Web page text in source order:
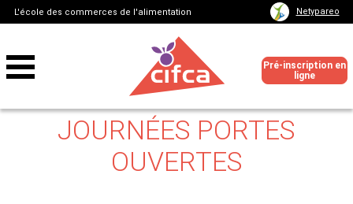
L'école des commerces de l'alimentation Netypareo
Pré-inscription en
ligne
JOURNÉES PORTES
OUVERTES